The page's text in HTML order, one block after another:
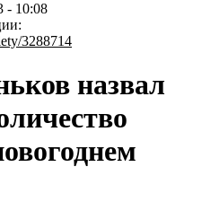
- 10:08
3288714
назвал